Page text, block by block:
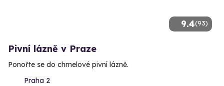
9.4(93)
Pivní lázně v Praze
Ponořte se do chmelové pivní lázně.
Praha 2